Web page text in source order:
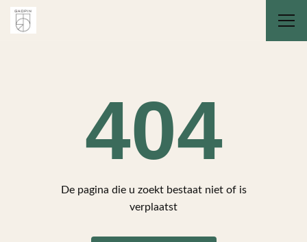
404
De pagina die u zoekt bestaat niet of is
verplaatst